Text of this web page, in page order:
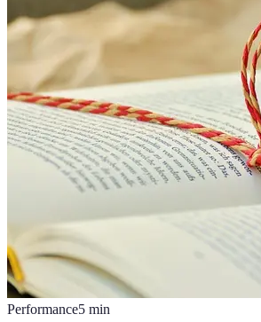
Performance5 min